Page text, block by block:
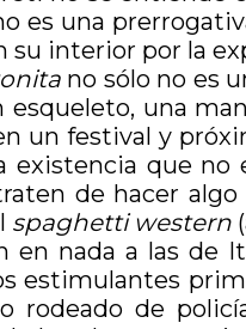
es una
su interior por la
no sólo no es
esqueleto, una
un festival y
existencia que no
de hacer
spaghetti western
en nada a las de
estimulantes
rodeado de